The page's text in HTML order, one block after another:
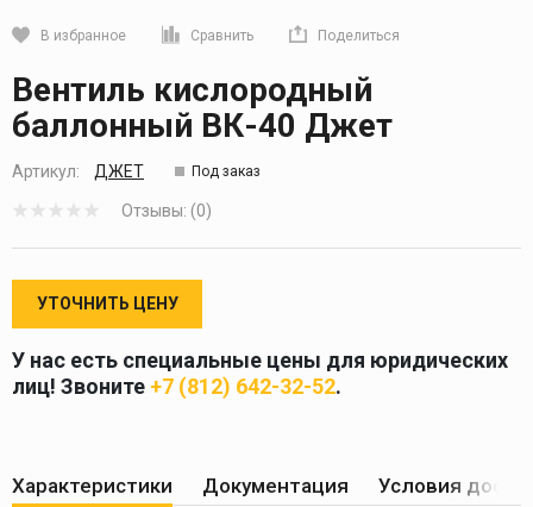
В избранное Сравнить Поделиться
Кликните, чтобы скопировать прямую ссылку
Вентиль кислородный
баллонный ВК-40 Джет
Артикул: ДЖЕТ Под заказ
Отзывы: (0)
УТОЧНИТЬ ЦЕНУ
У нас есть специальные цены для юридических
лиц! Звоните +7 (812) 642-32-52.
Характеристики Документация Условия